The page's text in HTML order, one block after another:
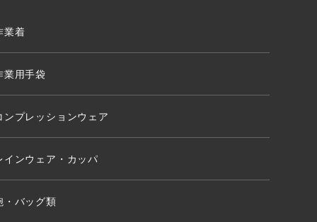
業着
業用手袋
ンプレッションウェア
インウェア・カッパ
・バッグ類